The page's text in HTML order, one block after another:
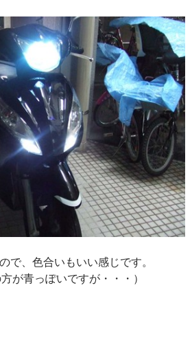
で、色合いもいい感じです。
が青っぽいですが・・・）